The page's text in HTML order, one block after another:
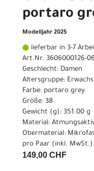
portaro
Modelljahr 2025
lieferbar in 3-7
Art.Nr. 3606000126-
Geschlecht: Damen
Altersgruppe:
Farbe: portaro grey
Größe: 38
Gewicht (g): 351.00 g
Material:
Obermaterial:
pro Paar (inkl. MwSt.)
149,00 CHF